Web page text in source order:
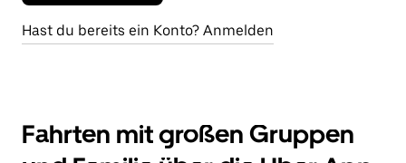
Hast du bereits ein Konto? Anmelden
Fahrten mit großen Gruppen